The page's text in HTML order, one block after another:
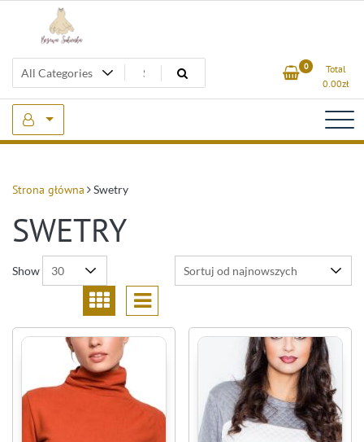
Beżowa Sukienka 0
Total
0.00zł
Strona główna Swetry
SWETRY
Show